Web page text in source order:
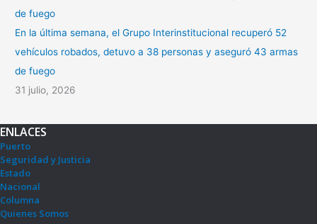
En la última semana, el Grupo Interinstitucional recuperó 52
vehículos robados, detuvo a 38 personas y aseguró 43 armas
de fuego
31 julio, 2026
ENLACES
Puerto
Seguridad y Justicia
Estado
Nacional
Columna
Quienes Somos